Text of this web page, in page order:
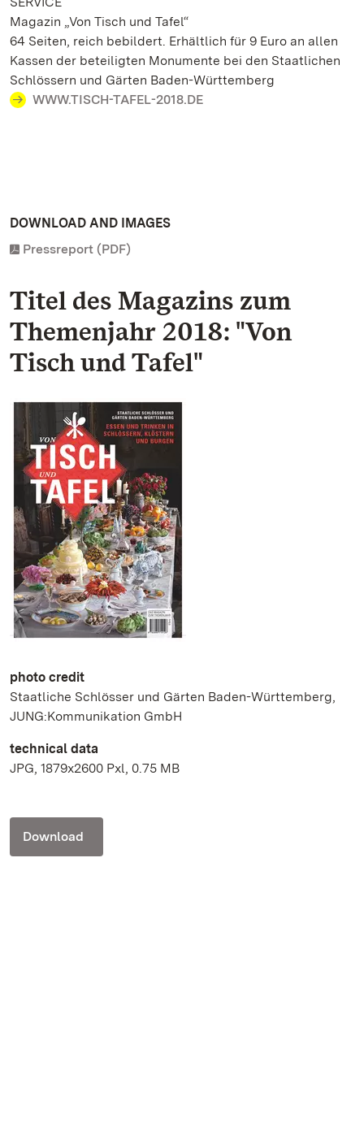
Magazin „Von Tisch und Tafel“
64 Seiten, reich bebildert. Erhältlich für 9 Euro an allen
Kassen der beteiligten Monumente bei den Staatlichen
Schlössern und Gärten Baden-Württemberg
WWW.TISCH-TAFEL-2018.DE
DOWNLOAD AND IMAGES
Pressreport (PDF)
Titel des Magazins zum
Themenjahr 2018: "Von
Tisch und Tafel"
photo credit
Staatliche Schlösser und Gärten Baden-Württemberg,
JUNG:Kommunikation GmbH
technical data
JPG, 1879x2600 Pxl, 0.75 MB
Download